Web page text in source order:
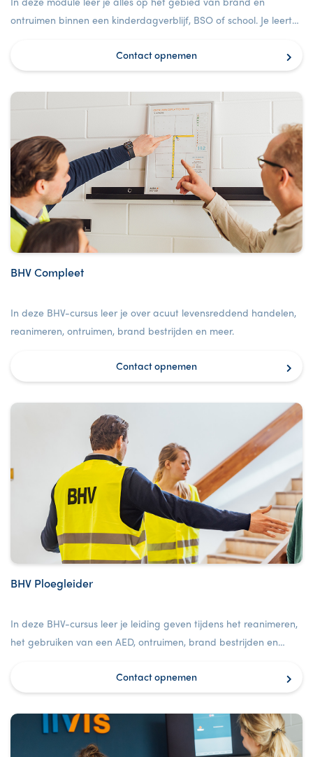
ontruimen binnen een kinderdagverblijf, BSO of school. Je leert
reanimeren en het gebruik maken van een AED.
Contact opnemen
BHV Compleet
In deze BHV-cursus leer je over acuut levensreddend handelen,
reanimeren, ontruimen, brand bestrijden en meer.
Contact opnemen
BHV Ploegleider
In deze BHV-cursus leer je leiding geven tijdens het reanimeren,
het gebruiken van een AED, ontruimen, brand bestrijden en
Contact opnemen